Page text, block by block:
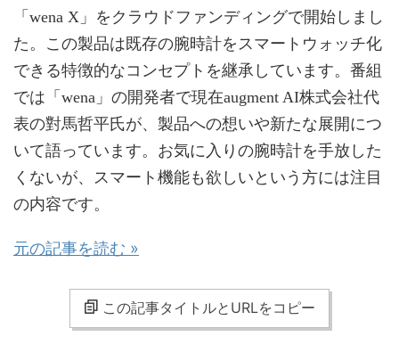
「wena X」をクラウドファンディングで開始しまし
た。この製品は既存の腕時計をスマートウォッチ化
できる特徴的なコンセプトを継承しています。番組
では「wena」の開発者で現在augment AI株式会社代
表の對馬哲平氏が、製品への想いや新たな展開につ
いて語っています。お気に入りの腕時計を手放した
くないが、スマート機能も欲しいという方には注目
の内容です。
元の記事を読む »
この記事タイトルとURLをコピー